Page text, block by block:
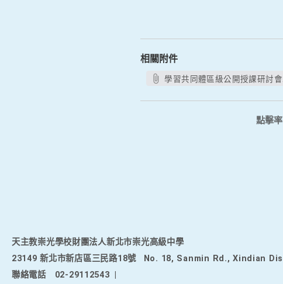
相關附件
學習共同體區級公開授課研討
點擊率
天主教崇光學校財團法人新北市崇光高級中學
23149 新北市新店區三民路18號
No. 18, Sanmin Rd., Xindian
聯絡電話
02-29112543